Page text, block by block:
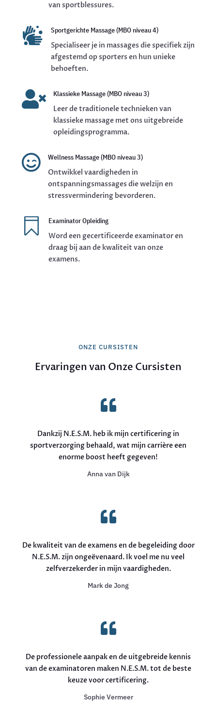
van sportblessures.
 Sportgerichte Massage (MBO niveau 4)
Specialiseer je in massages die specifiek zijn
afgestemd op sporters en hun unieke
behoeften.
 Klassieke Massage (MBO niveau 3)
Leer de traditionele technieken van
klassieke massage met ons uitgebreide
opleidingsprogramma.
 Wellness Massage (MBO niveau 3)
Ontwikkel vaardigheden in
ontspanningsmassages die welzijn en
stressvermindering bevorderen.
 Examinator Opleiding
Word een gecertificeerde examinator en
draag bij aan de kwaliteit van onze
examens.
ONZE CURSISTEN
Ervaringen van Onze Cursisten

Dankzij N.E.S.M. heb ik mijn certificering in
sportverzorging behaald, wat mijn carrière een
enorme boost heeft gegeven!
Anna van Dijk

De kwaliteit van de examens en de begeleiding door
N.E.S.M. zijn ongeëvenaard. Ik voel me nu veel
zelfverzekerder in mijn vaardigheden.
Mark de Jong

De professionele aanpak en de uitgebreide kennis
van de examinatoren maken N.E.S.M. tot de beste
keuze voor certificering.
Sophie Vermeer